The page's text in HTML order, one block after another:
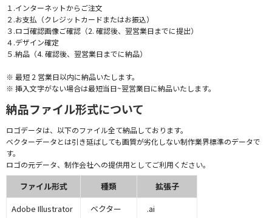
１.インターネットからご注文
２.お支払（クレジットカードまたはお振込）
３.ロゴ確認画像ご確認（2. 確認後、翌営業日までに提出）
４.デザイン確定
５.納品（4. 確認後、翌営業日までに納品）
※ 最短 2 営業日以内に納品いたします。
※ 挿入文字がない場合は最短当日~翌営業日に納品いたします。
納品ファイル形式について
ロゴデータは、以下のファイル全て納品しております。
ベクターデータとは引き延ばしても画質が劣化しない制作業界標準のデータで
す。
ロゴの元データ、制作会社への提供用としてご利用ください。
ファイル形式 種類
拡張子
Adobe Illustrator
ベクター
.ai